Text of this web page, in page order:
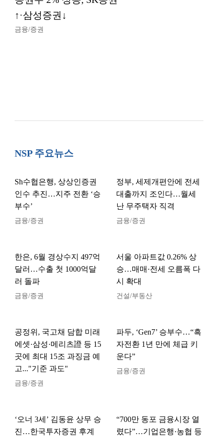
↑·삼성증권↓
금융/증권
NSP 주요뉴스
Sh수협은행, 상상인증권
인수 추진…지주 전환 ‘승
부수’
금융/증권
정부, 세제개편안에 전세
대출까지 조인다…월세
난 무주택자 직격
금융/증권
한은, 6월 경상수지 497억
달러…수출 첫 1000억달
러 돌파
금융/증권
서울 아파트값 0.26% 상
승…매매·전세 오름폭 다
시 확대
건설/부동산
공정위, 국고채 담합 미래
에셋·삼성·메리츠證 등 15
곳에 최대 15조 과징금 예
고..."기준 과도"
금융/증권
파두, ‘Gen7’ 승부수…“흑
자전환 1년 만에 체급 키
운다”
금융/증권
‘오너 3세’ 김동윤 상무 승
진…한국투자증권 후계
“700만 동포 금융시장 열
렸다”…기업은행·농협 등